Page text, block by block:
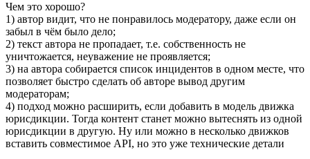
Чем это хорошо?
1) автор видит, что не понравилось модератору, даже если он
забыл в чём было дело;
2) текст автора не пропадает, т.е. собственность не
уничтожается, неуважение не проявляется;
3) на автора собирается список инцидентов в одном месте, что
позволяет быстро сделать об авторе вывод другим
модераторам;
4) подход можно расширить, если добавить в модель движка
юрисдикции. Тогда контент станет можно вытеснять из одной
юрисдикции в другую. Ну или можно в несколько движков
вставить совместимое API, но это уже технические детали